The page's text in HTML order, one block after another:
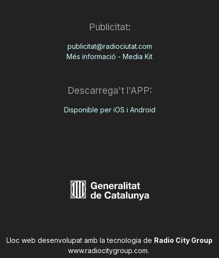
Publicitat:
publicitat@radiociutat.com
Més informació - Media Kit
Descarrega't l'APP:
Disponible per iOS i Android
Lloc web desenvolupat amb la tecnologia de Radio City Group
www.radiocitygroup.com.